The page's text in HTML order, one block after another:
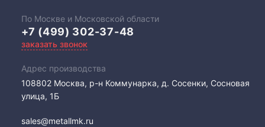
По Москве и Московской области
+7 (499) 302-37-48
заказать звонок
Адрес производства
108802​ Москва, р-н Коммунарка, д. Сосенки, Сосновая
улица, 1Б
sales@metallmk.ru